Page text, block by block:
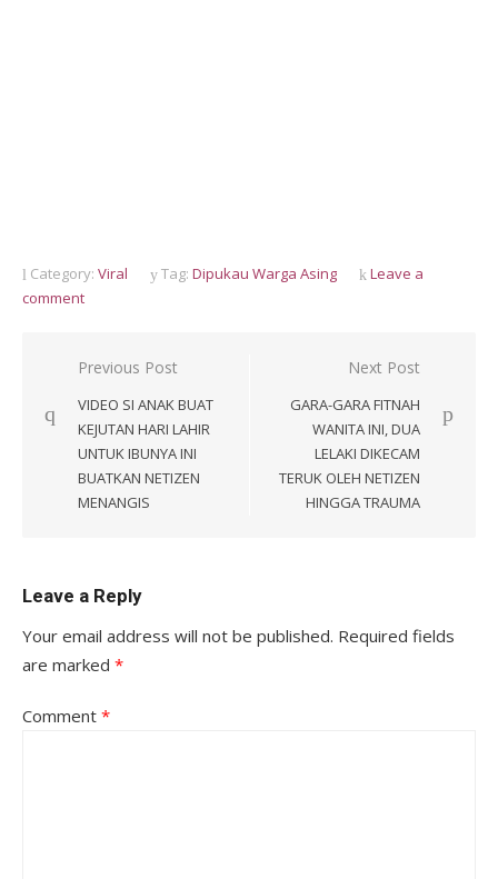
Category: Viral Tag: Dipukau Warga Asing
Leave a
comment
Post
navigation
Previous Post
VIDEO SI ANAK BUAT
KEJUTAN HARI LAHIR
UNTUK IBUNYA INI
BUATKAN NETIZEN
MENANGIS
Next Post
GARA-GARA FITNAH
WANITA INI, DUA
LELAKI DIKECAM
TERUK OLEH NETIZEN
HINGGA TRAUMA
Leave a Reply
Your email address will not be published. Required fields
are marked *
Comment *